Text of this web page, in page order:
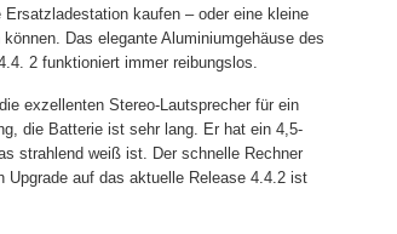
kaufen – oder eine kleine
Das elegante Aluminiumgehäuse des
2 funktioniert immer reibungslos.
exzellenten Stereo-Lautsprecher für ein
die Batterie ist sehr lang. Er hat ein 4,5-
strahlend weiß ist. Der schnelle Rechner
auf das aktuelle Release 4.4.2 ist